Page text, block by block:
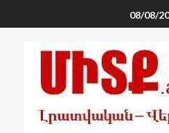
08/08/